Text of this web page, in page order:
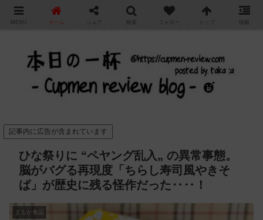
カップ麺の新商品をレビュー / アレンジするブログ
記事内に広告が含まれています
ひな祭りに “ペヤング乱入„ の異常事態。
脳がバグる再現度「ちらし寿司風やきそ
ば」が歴史に残る怪作だった‥‥！
まるか食品
MENU ホーム シェア 検索 フォロー トップ 情報